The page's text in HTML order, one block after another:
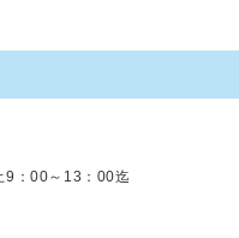
9：00～13：00迄